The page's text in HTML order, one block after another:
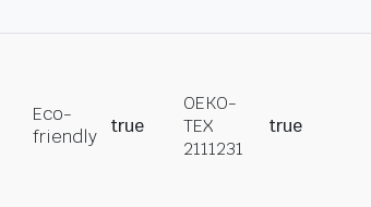
Eco-
friendly
true
OEKO-
TEX
2111231
true